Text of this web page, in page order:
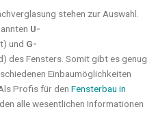
stehen zur Auswahl.
U-
und G-
des Fensters. Somit gibt es genug
Einbaumöglichkeiten
Profis für den Fensterbau in
alle wesentlichen Informationen